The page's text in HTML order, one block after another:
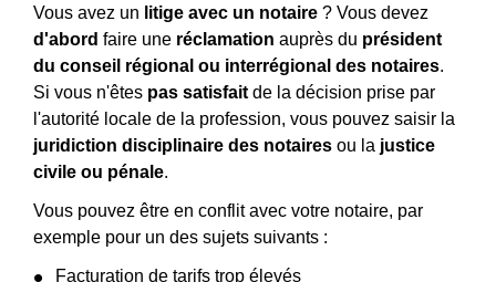
Vous avez un litige avec un notaire ? Vous devez
d'abord faire une réclamation auprès du président
du conseil régional ou interrégional des notaires.
Si vous n'êtes pas satisfait de la décision prise par
l'autorité locale de la profession, vous pouvez saisir la
juridiction disciplinaire des notaires ou la justice
civile ou pénale.
Vous pouvez être en conflit avec votre notaire, par
exemple pour un des sujets suivants :
Facturation de tarifs trop élevés